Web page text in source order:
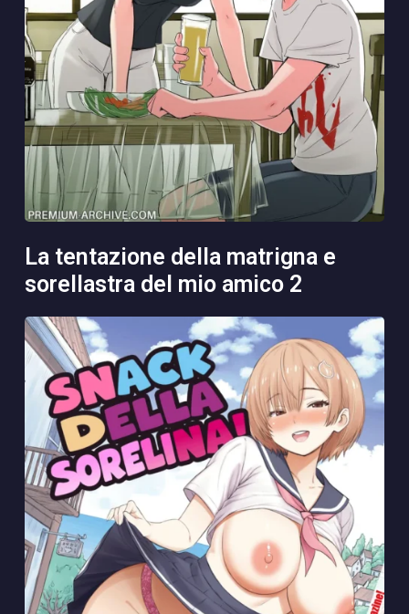
la tentazione della matrigna e
sorellastra del mio amico 2